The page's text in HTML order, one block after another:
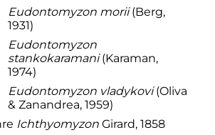
Eudontomyzon morii(Berg,
1931)
Eudontomyzon
stankokaramani(Karaman,
1974)
Eudontomyzon vladykovi(Oliva
& Zanandrea, 1959)
IchthyomyzonGirard, 1858